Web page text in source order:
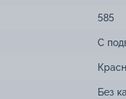
585
С
Без